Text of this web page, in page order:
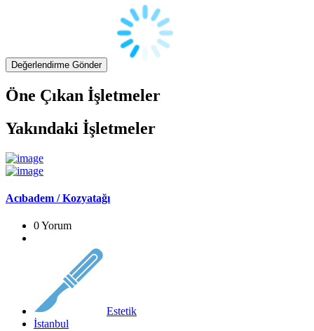
Öne Çıkan İşletmeler
Yakındaki İşletmeler
Acıbadem / Kozyatağı
0 Yorum
Estetik
İstanbul